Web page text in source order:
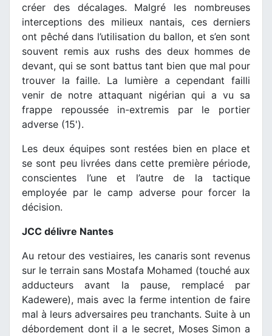
créer des décalages. Malgré les nombreuses
interceptions des milieux nantais, ces derniers
ont pêché dans l’utilisation du ballon, et s’en sont
souvent remis aux rushs des deux hommes de
devant, qui se sont battus tant bien que mal pour
trouver la faille. La lumière a cependant failli
venir de notre attaquant nigérian qui a vu sa
frappe repoussée in-extremis par le portier
adverse (15').
Les deux équipes sont restées bien en place et
se sont peu livrées dans cette première période,
conscientes l’une et l’autre de la tactique
employée par le camp adverse pour forcer la
décision.
JCC délivre Nantes
Au retour des vestiaires, les canaris sont revenus
sur le terrain sans Mostafa Mohamed (touché aux
adducteurs avant la pause, remplacé par
Kadewere), mais avec la ferme intention de faire
mal à leurs adversaires peu tranchants. Suite à un
débordement dont il a le secret, Moses Simon a